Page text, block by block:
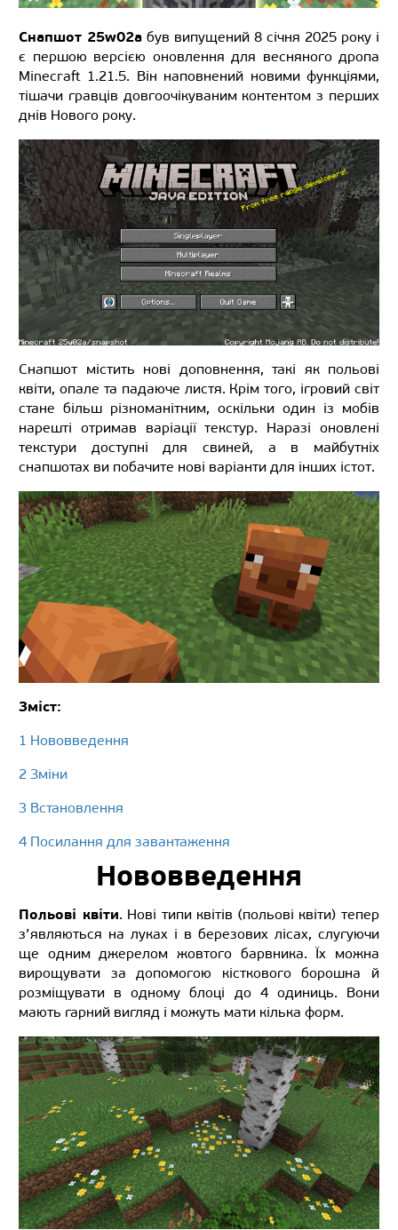
Снапшот 25w02a був випущений 8 січня 2025 року і
є першою версією оновлення для весняного дропа
Minecraft 1.21.5. Він наповнений новими функціями,
тішачи гравців довгоочікуваним контентом з перших
днів Нового року.
Снапшот містить нові доповнення, такі як польові
квіти, опале та падаюче листя. Крім того, ігровий світ
стане більш різноманітним, оскільки один із мобів
нарешті отримав варіації текстур. Наразі оновлені
текстури доступні для свиней, а в майбутніх
снапшотах ви побачите нові варіанти для інших істот.
Зміст:
1 Нововведення
2 Зміни
3 Встановлення
4 Посилання для завантаження
Нововведення
Польові квіти. Нові типи квітів (польові квіти) тепер
з’являються на луках і в березових лісах, слугуючи
ще одним джерелом жовтого барвника. Їх можна
вирощувати за допомогою кісткового борошна й
розміщувати в одному блоці до 4 одиниць. Вони
мають гарний вигляд і можуть мати кілька форм.